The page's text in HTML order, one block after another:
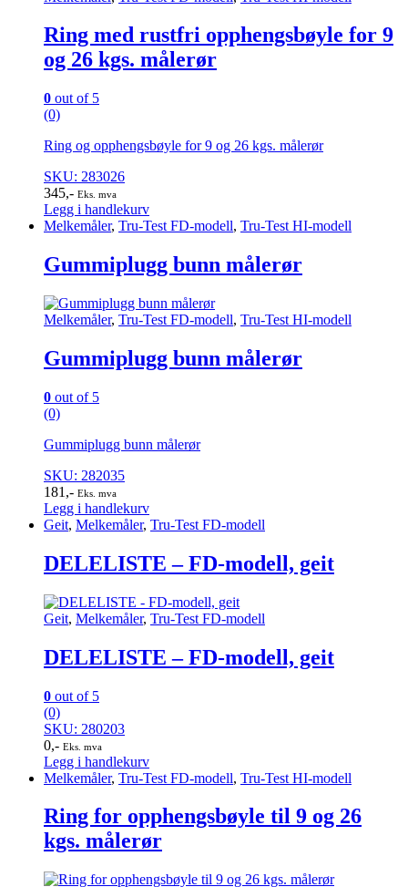
Ring med rustfri opphengsbøyle for 9
og 26 kgs. målerør
0 out of 5
(0)
Ring og opphengsbøyle for 9 og 26 kgs. målerør
SKU: 283026
345,- Eks. mva
Legg i handlekurv
Melkemåler, Tru-Test FD-modell, Tru-Test HI-modell
Gummiplugg bunn målerør
Melkemåler, Tru-Test FD-modell, Tru-Test HI-modell
Gummiplugg bunn målerør
0 out of 5
(0)
Gummiplugg bunn målerør
SKU: 282035
181 ,- Eks. mva
Legg i handlekurv
Geit, Melkemåler, Tru-Test FD-modell
DELELISTE – FD-modell, geit
Geit, Melkemåler, Tru-Test FD-modell
DELELISTE – FD-modell, geit
0 out of 5
(0)
SKU: 280203
0,- Eks. mva
Legg i handlekurv
Melkemåler, Tru-Test FD-modell, Tru-Test HI-modell
Ring for opphengsbøyle til 9 og 26
kgs. målerør